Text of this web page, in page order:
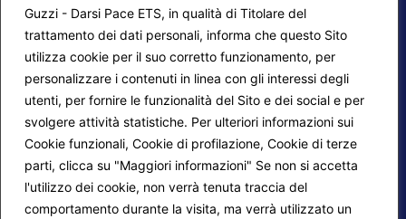
Guzzi - Darsi Pace ETS, in qualità di Titolare del
trattamento dei dati personali, informa che questo Sito
utilizza cookie per il suo corretto funzionamento, per
personalizzare i contenuti in linea con gli interessi degli
utenti, per fornire le funzionalità del Sito e dei social e per
svolgere attività statistiche. Per ulteriori informazioni sui
Cookie funzionali, Cookie di profilazione, Cookie di terze
parti, clicca su "Maggiori informazioni" Se non si accetta
l'utilizzo dei cookie, non verrà tenuta traccia del
comportamento durante la visita, ma verrà utilizzato un
Mappa del sito
Progetti Darsi Pace
Login redattori
Calendario corsi
Privacy Policy
Cookie Policy